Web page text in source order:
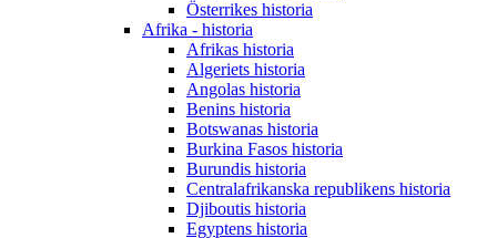
Österrikes historia
Afrika - historia
Afrikas historia
Algeriets historia
Angolas historia
Benins historia
Botswanas historia
Burkina Fasos historia
Burundis historia
Centralafrikanska republikens historia
Djiboutis historia
Egyptens historia